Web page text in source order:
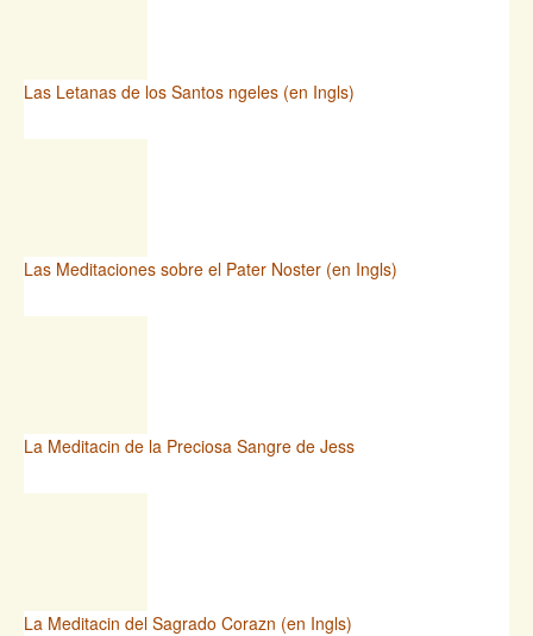
Las Letanas de los Santos ngeles (en Ingls)
Las Meditaciones sobre el Pater Noster (en Ingls)
La Meditacin de la Preciosa Sangre de Jess
La Meditacin del Sagrado Corazn (en Ingls)